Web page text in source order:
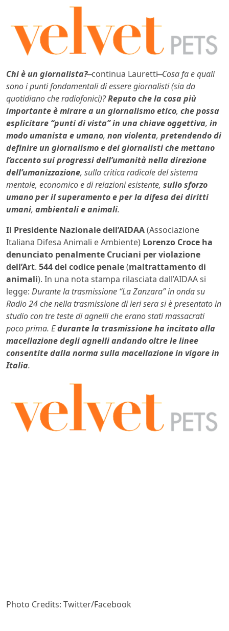
Chi è un giornalista?̶ continua Lauretti ̶Cosa fa e quali
sono i punti fondamentali di essere giornalisti (sia da
quotidiano che radiofonici)?Reputo che la cosa più
importante è mirare a un giornalismo etico, che possa
esplicitare “punti di vista” in una chiave oggettiva, in
modo umanista e umano, non violenta, pretendendo di
definire un giornalismo e dei giornalisti che mettano
l’accento sui progressi dell’umanità nella direzione
dell’umanizzazione, sulla critica radicale del sistema
mentale, economico e di relazioni esistente, sullo sforzo
umano per il superamento e per la difesa dei diritti
umani, ambientali e animali.
Il Presidente Nazionale dell’AIDAA(Associazione
Italiana Difesa Animali e Ambiente) Lorenzo Croce ha
denunciato penalmente Cruciani per violazione
dell’Art. 544 del codice penale(maltrattamento di
animali). In una nota stampa rilasciata dall’AIDAA si
legge: Durante la trasmissione “La Zanzara” in onda su
Radio 24 che nella trasmissione di ieri sera si è presentato in
studio con tre teste di agnelli che erano stati massacrati
poco prima. Edurante la trasmissione ha incitato alla
macellazione degli agnelli andando oltre le linee
consentite dalla norma sulla macellazione in vigore in
Italia.
Photo Credits: Twitter/Facebook